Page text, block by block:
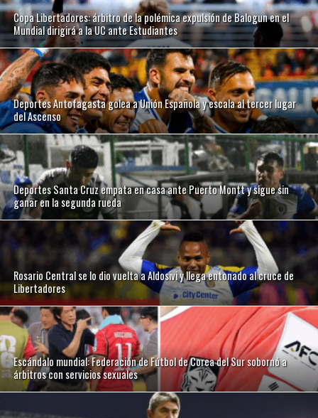
Copa Libertadores: árbitro de la polémica expulsión de Balogun en el
Mundial dirigirá a la UC ante Estudiantes
Deportes Antofagasta golea a Unión Española y escala al tercer lugar
del Ascenso
Deportes Santa Cruz empata en casa ante Puerto Montt y sigue sin
ganar en la segunda rueda
Rosario Central se lo dio vuelta a Aldosivi y llega entonado al cruce de
Libertadores
Escándalo mundial: Federación de Fútbol de Corea del Sur sobornó a
árbitros con servicios sexuales